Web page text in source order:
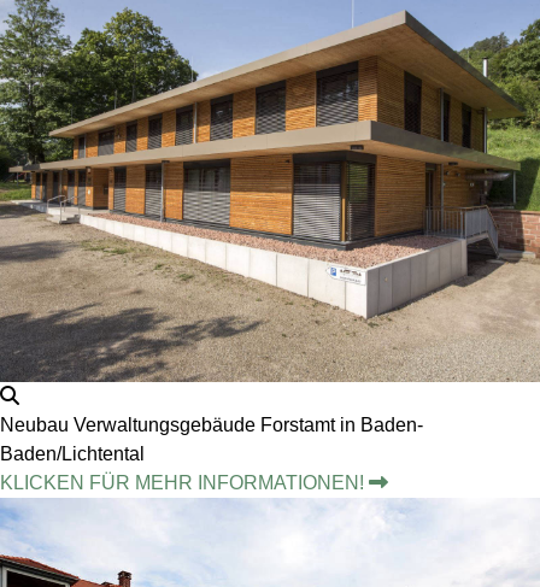
Neubau Verwaltungsgebäude Forstamt in Baden-
Baden/Lichtental
KLICKEN FÜR MEHR INFORMATIONEN!